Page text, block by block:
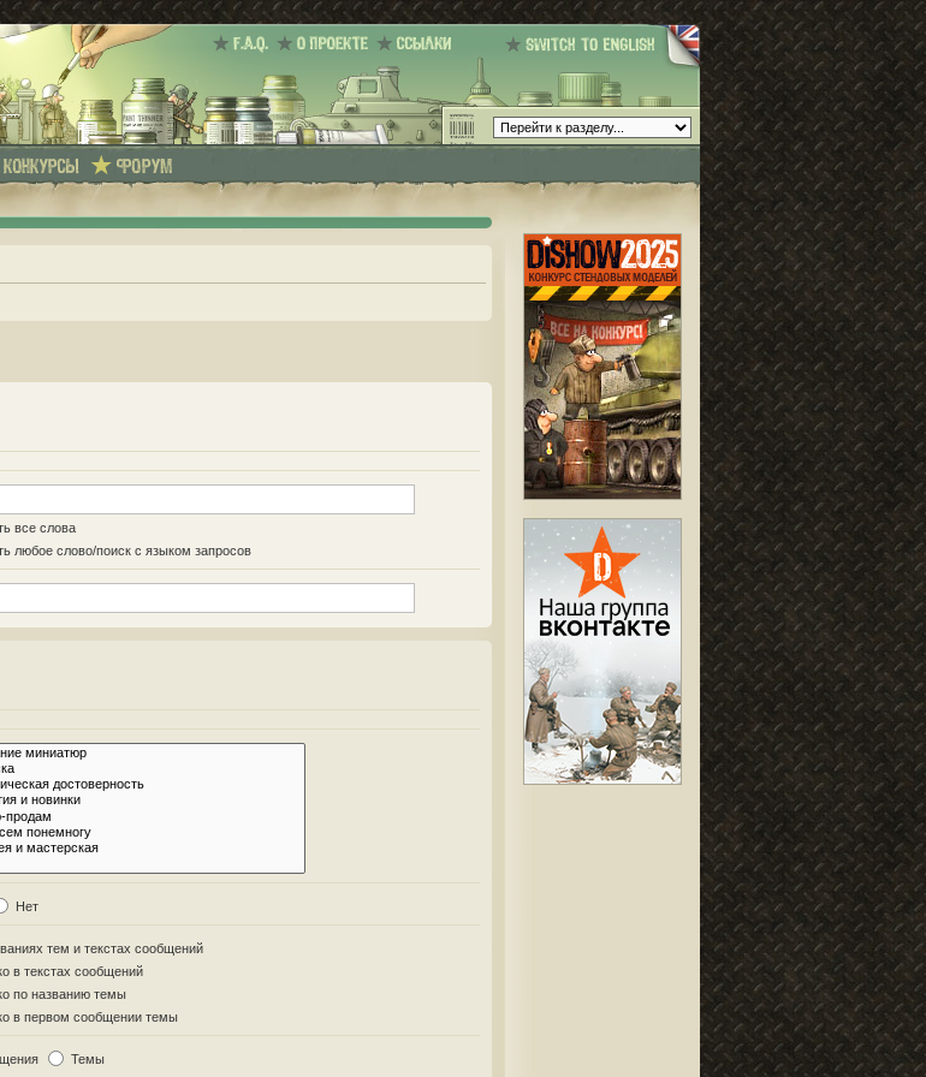
все слова
любое слово/поиск с языком запросов
Нет
тем и текстах сообщений
в текстах сообщений
по названию темы
в первом сообщении темы
Темы